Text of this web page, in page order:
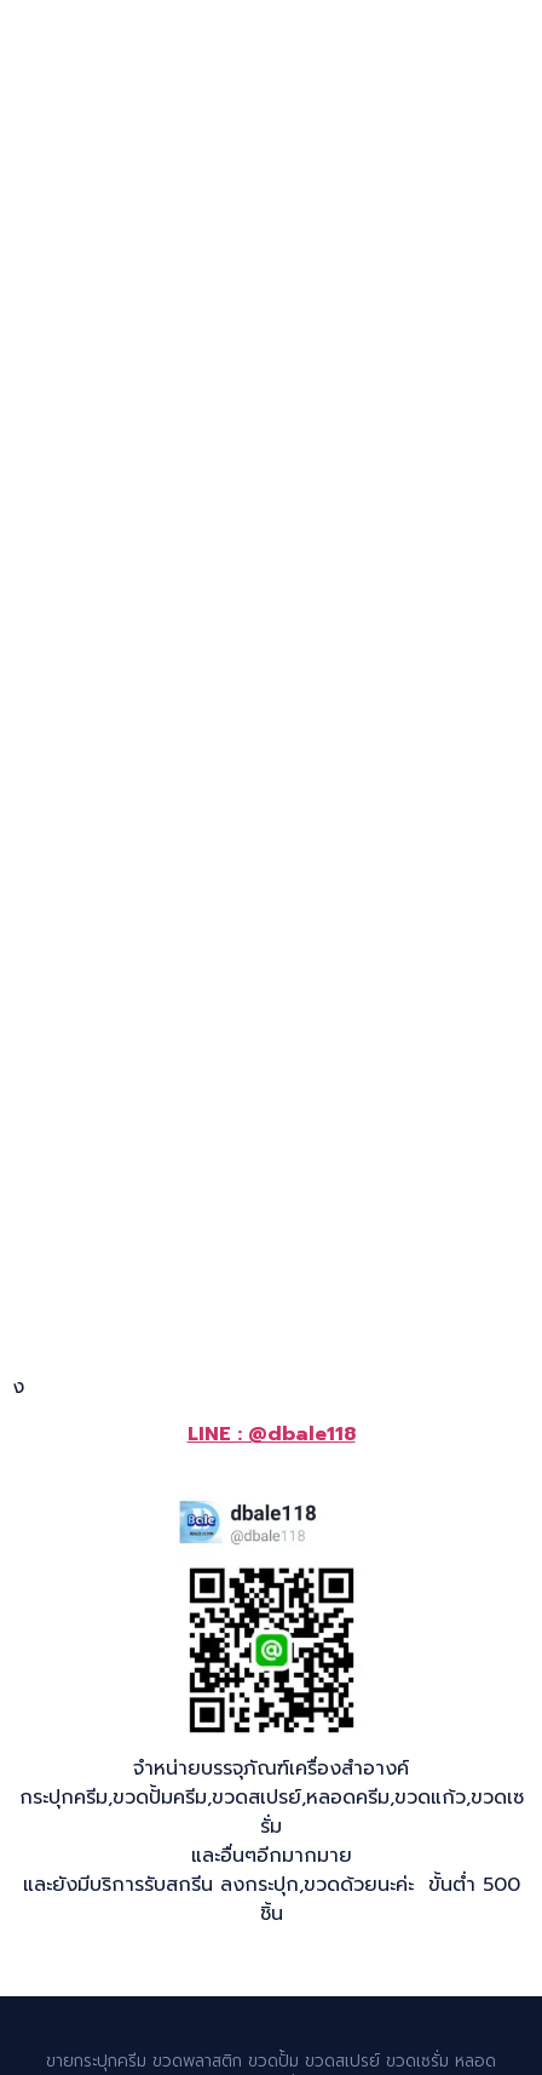
ง
LINE : @dbale118
จำหน่ายบรรจุภัณฑ์เครื่องสำอางค์
กระปุกครีม,ขวดปั้มครีม,ขวดสเปรย์,หลอดครีม,ขวดแก้ว,ขวดเซ
รั่ม
และอื่นๆอีกมากมาย
และยังมีบริการรับสกรีน ลงกระปุก,ขวดด้วยนะค่ะ ขั้นต่ำ 500
ชิ้น
ขายกระปุกครีม ขวดพลาสติก ขวดปั้ม ขวดสเปรย์ ขวดเซรั่ม หลอด